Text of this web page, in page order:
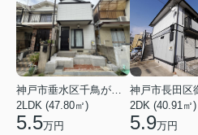
神戸市垂水区千鳥が丘３丁目
2LDK (47.80㎡)
5.5万円
2DK (40.91㎡)
5.9万円